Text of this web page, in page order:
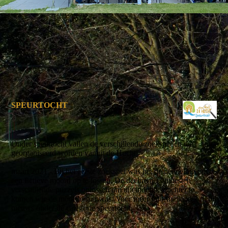
SPEURTOCHT
Onder speurtocht vallen de verschillende zoekspellen die
georganiseerd worden vanuit de Hucht.
maart 2021 - Bij het eerste zoekspel was het de bedoeling om
een fictieve moord op te lossen. De deelnemers moesten
verschillende puzzels oplossen om uiteindelijk erachter te
komen wie de moordenaar was. Voor meer informatie kijk in bij
nieuws onder de categorie speurtocht.